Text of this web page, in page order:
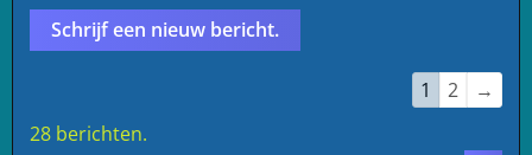
Navigatie
1 2
→
28 berichten.